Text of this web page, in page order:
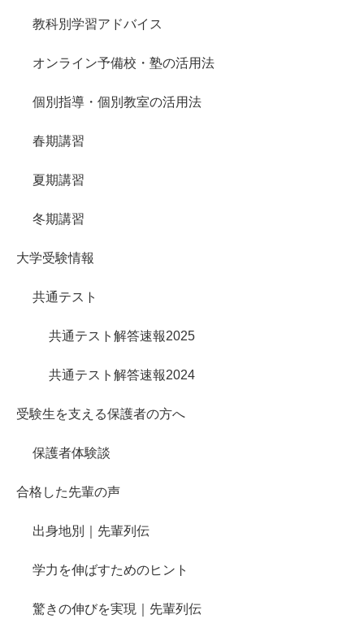
教科別学習アドバイス
オンライン予備校・塾の活用法
個別指導・個別教室の活用法
春期講習
夏期講習
冬期講習
大学受験情報
共通テスト
共通テスト解答速報2025
共通テスト解答速報2024
受験生を支える保護者の方へ
保護者体験談
合格した先輩の声
出身地別｜先輩列伝
学力を伸ばすためのヒント
驚きの伸びを実現｜先輩列伝